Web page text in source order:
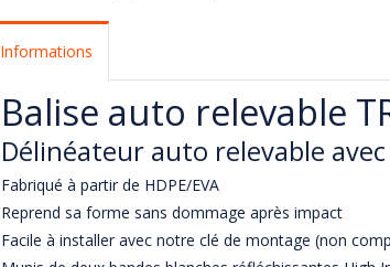
Informations
Balise auto relevable
Délinéateur auto relevable
Fabriqué à partir de HDPE/EVA
Reprend sa forme sans dommage après impact
Facile à installer avec notre clé de montage (non